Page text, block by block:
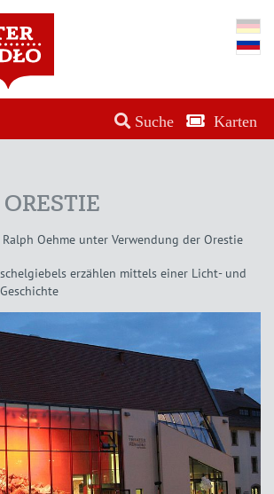
Suche Karten
Oehme unter Verwendung der Orestie
erzählen mittels einer Licht- und